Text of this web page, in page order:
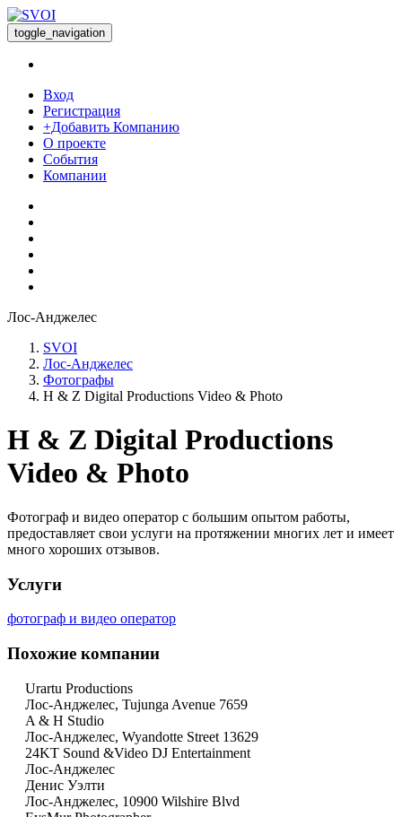
toggle_navigation
Вход
Регистрация
+Добавить Компанию
О проекте
События
Компании
Лос-Анджелес
SVOI
Лос-Анджелес
Фотографы
H & Z Digital Productions Video & Photo
H & Z Digital Productions
Video & Photo
Фотограф и видео оператор с большим опытом работы,
предоставляет свои услуги на протяжении многих лет и имеет
много хороших отзывов.
Услуги
фотограф и видео оператор
Похожие компании
Urartu Productions
Лос-Анджелес, Tujunga Avenue 7659
A & H Studio
Лос-Анджелес, Wyandotte Street 13629
24KT Sound &Video DJ Entertainment
Лос-Анджелес
Денис Уэлти
Лос-Анджелес, 10900 Wilshire Blvd